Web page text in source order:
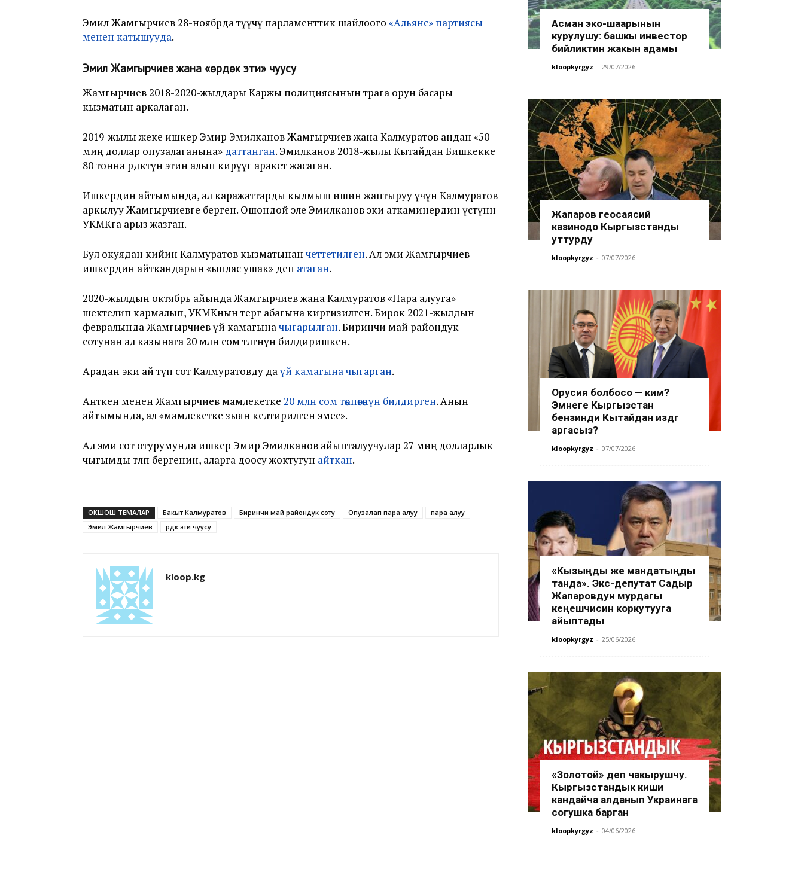
Эмил Жамгырчиев 28-ноябрда өтүүчү парламенттик шайлоого «Альянс» партиясы
менен катышууда.
Эмил Жамгырчиев жана «өрдөк эти» чуусу
Жамгырчиев 2018-2020-жылдары Каржы полициясынын төрага орун басары
кызматын аркалаган.
2019-жылы жеке ишкер Эмир Эмилканов Жамгырчиев жана Калмуратов андан «50
миң доллар опузалаганына» даттанган. Эмилканов 2018-жылы Кытайдан Бишкекке
80 тонна өрдөктүн этин алып кирүүгө аракет жасаган.
Ишкердин айтымында, ал каражаттарды кылмыш ишин жаптыруу үчүн Калмуратов
аркылуу Жамгырчиевге берген. Ошондой эле Эмилканов эки аткаминердин үстүнөн
УКМКга арыз жазган.
Бул окуядан кийин Калмуратов кызматынан четтетилген. Ал эми Жамгырчиев
ишкердин айткандарын «ыплас ушак» деп атаган.
2020-жылдын октябрь айында Жамгырчиев жана Калмуратов «Пара алууга»
шектелип кармалып, УКМКнын тергөө абагына киргизилген. Бирок 2021-жылдын
февралында Жамгырчиев үй камагыначыгарылган. Биринчи май райондук
сотунан ал казынага 20 млн сом төлөгөнүн билдиришкен.
Арадан эки ай өтүп сот Калмуратовду даүй камагына чыгарган.
Анткен менен Жамгырчиев мамлекетке 20 млн сом төкпөгөнүн билдирген. Анын
айтымында, ал «мамлекетке зыян келтирилген эмес».
Ал эми сот отурумунда ишкер Эмир Эмилканов айыпталуучулар 27 миң долларлык
чыгымды төлөп бергенин, аларга доосу жоктугун айткан.
ОКШОШ ТЕМАЛАР Бакыт Калмуратов Биринчи май райондук соту Опузалап пара алуу
пара алуу
Эмил Жамгырчиев
өрдөк эти чуусу
kloop.kg
Асман эко-шаарынын
курулушу: башкы инвестор
бийликтин жакын адамы
kloopkyrgyz - 29/07/2026
Жапаров геосаясий
казинодо Кыргызстанды
уттурду
kloopkyrgyz - 07/07/2026
Орусия болбосо — ким?
Эмнеге Кыргызстан
бензинди Кытайдан издөөгө
аргасыз?
kloopkyrgyz - 07/07/2026
«Кызыңды же мандатыңды
танда». Экс-депутат Садыр
Жапаровдун мурдагы
кеңешчисин коркутууга
айыптады
kloopkyrgyz - 25/06/2026
«Золотой» деп чакырушчу.
Кыргызстандык киши
кандайча алданып Украинага
согушка барган
kloopkyrgyz - 04/06/2026